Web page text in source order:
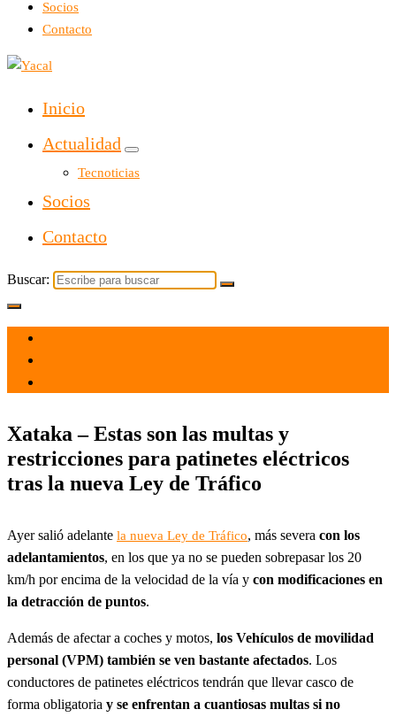
Socios
Contacto
Yacal micro hosting
Inicio
Actualidad
Tecnoticias
Socios
Contacto
Buscar:
Xataka – Estas son las multas y
restricciones para patinetes eléctricos
tras la nueva Ley de Tráfico
Ayer salió adelante la nueva Ley de Tráfico, más severa con los
adelantamientos, en los que ya no se pueden sobrepasar los 20
km/h por encima de la velocidad de la vía y con modificaciones en
la detracción de puntos.
Además de afectar a coches y motos, los Vehículos de movilidad
personal (VPM) también se ven bastante afectados. Los
conductores de patinetes eléctricos tendrán que llevar casco de
forma obligatoria y se enfrentan a cuantiosas multas si no